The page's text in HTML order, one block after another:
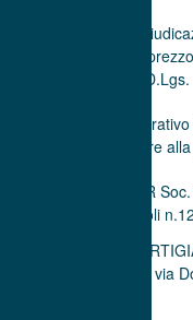
che il criterio di
è quello del minor
c) del
che all’avviso
partecipare
MEDIACENTER
Borzoli
CONSORZIO
con sede legale in via